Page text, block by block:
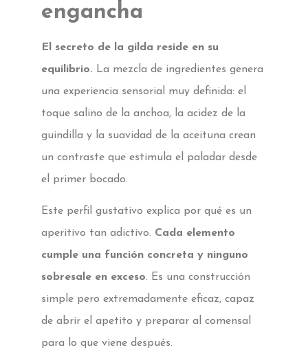
engancha
El secreto de la gilda reside en su
equilibrio. La mezcla de ingredientes genera
una experiencia sensorial muy definida: el
toque salino de la anchoa, la acidez de la
guindilla y la suavidad de la aceituna crean
un contraste que estimula el paladar desde
el primer bocado.
Este perfil gustativo explica por qué es un
aperitivo tan adictivo. Cada elemento
cumple una función concreta y ninguno
sobresale en exceso. Es una construcción
simple pero extremadamente eficaz, capaz
de abrir el apetito y preparar al comensal
para lo que viene después.